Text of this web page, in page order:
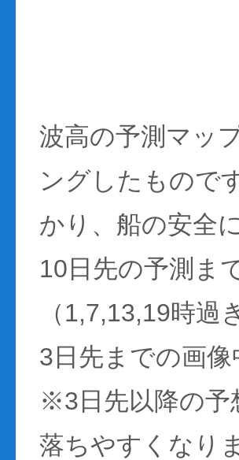
波高の予測マッ
ングしたもので
かり、船の安全
10日先の予測ま
（1,7,13,19時
3日先までの画
※3日先以降の予
落ちやすくなり